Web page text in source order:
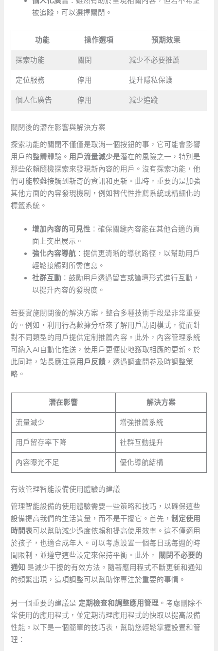
被追蹤，可以選擇關閉。
功能 操作選項 預期效果
探索功能 關閉 減少不必要推薦
定位服務 停用 提升隱私保護
個人化廣告 停用 減少追蹤
關閉後的潛在影響與解決方案
探索功能的關閉不僅僅是取消一個按鈕的事，它可能會影響
用戶的整體體驗。 用戶流量減少是潛在的風險之一，特別是
那些依賴隨機探索來發現新內容的用戶。沒有探索功能，他
們可能較難接觸到新奇的資訊和更新。此時，重要的是加強
其他方面的內容發現機制，例如替代性推薦系統或精細化的
標籤系統。
增加內容的可見性 ：確保關鍵內容能在其他合適的頁
面上突出展示。
強化內容導航 ：提供更清晰的導航路徑，以幫助用戶
輕鬆接觸到所需信息。
社群互動 ：鼓勵用戶透過留言或論壇形式進行互動，
以提升內容的發現度。
若要實施關閉後的解決方案，整合多種技術手段是非常重要
的。例如，利用行為數據分析來了解用戶訪問模式，從而針
對不同類型的用戶提供定制推薦內容。此外，內容管理系統
可納入AI自動化推送，使用戶更便捷地獲取相應的更新。於
此同時，站長應注意用戶反饋 ，透過調查問卷及時調整策
略。
潛在影響 解決方案
流量減少 增強推薦系統
用戶留存率下降 社群互動提升
內容曝光不足 優化導航結構
有效管理智能設備使用體驗的建議
管理智能設備的使用體驗需要一些策略和技巧，以確保這些
設備提高我們的生活質量，而不是干擾它。首先，制定使用
時間表可以幫助減少過度依賴和提高使用效率。這不僅適用
於孩子，也適合成年人。可以考慮設置一個每日或每週的時
間限制，並遵守這些設定來保持平衡。此外，
關閉不必要的
通知 是減少干擾的有效方法。隨著應用程式不斷更新和通知
的頻繁出現，這項調整可以幫助你專注於重要的事情。
另一個重要的建議是 定期檢查和調整應用管理 。考慮刪除不
常使用的應用程式，並定期清理應用程式的快取以提高設備
性能。以下是一個簡單的技巧表，幫助您輕鬆掌握設置和管
理：